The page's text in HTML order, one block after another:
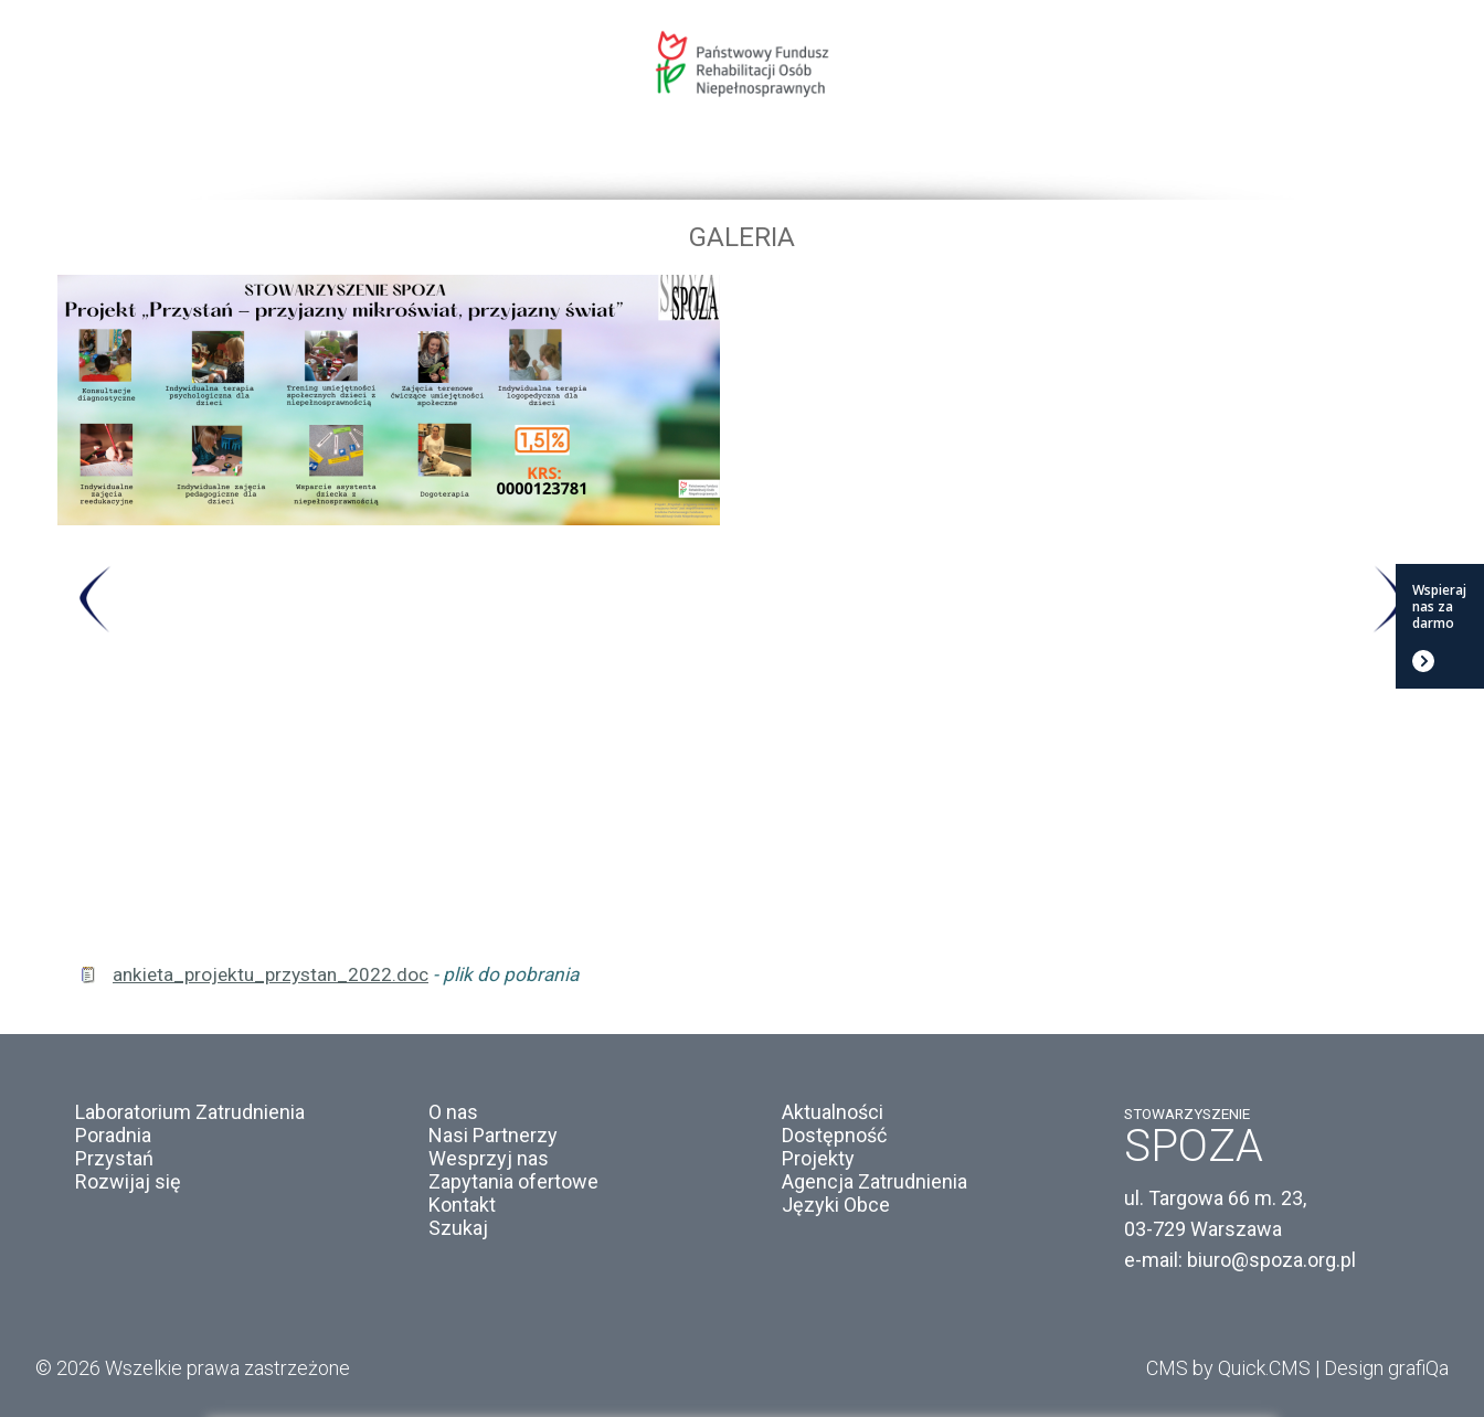
GALERIA
ankieta_projektu_przystan_2022.doc plik do pobrania
Laboratorium Zatrudnienia
Poradnia
Przystań
Rozwijaj się
O nas
Nasi Partnerzy
Wesprzyj nas
Zapytania ofertowe
Kontakt
Szukaj
STOWARZYSZENIE
SPOZA
ul. Targowa 66 m. 23,
03-729 Warszawa
e-mail: biuro@spoza.org.pl
Aktualności
Dostępność
Projekty
Agencja Zatrudnienia
Języki Obce
© 2026 Wszelkie prawa zastrzeżone CMS by Quick.CMS | Design grafiQa
Wspieraj
nas za
darmo